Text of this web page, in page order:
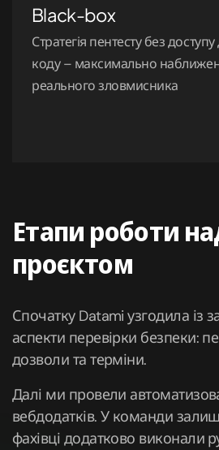
Black-box
Стратегія пентесту без
коду – максимально
реального зловмисника
Етапи роботи
проєктом
Спочатку Datami узгодила із
аспекти перевірки безпеки:
дозволи та терміни.
Далі ми провели
вебдодатків. У команди
фахівці додатково виконали